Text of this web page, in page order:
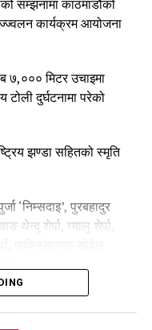
स्मरण गर्दै हिमाल
सम्बन्धित निकायको
प्रणालीको सुदृढीकरण
जोड दिएका छन्।
सम्झनामा काठमाडौंको
कार्यक्रम आयोजना
७,००० मिटर उचाइमा
टोली दुर्घटनामा परेको
झण्डा सहितको स्मृति
‘निम्सदाइ’, पुरबहादुर
थेन्दु शेर्पा, ग्यालु शेर्पा,
अर्पण गर्दै दीप प्रज्ज्वलन